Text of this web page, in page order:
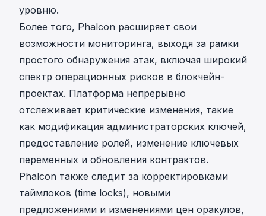
уровню.
Более того, Phalcon расширяет свои
возможности мониторинга, выходя за рамки
простого обнаружения атак, включая широкий
спектр операционных рисков в блокчейн-
проектах. Платформа непрерывно
отслеживает критические изменения, такие
как модификация администраторских ключей,
предоставление ролей, изменение ключевых
переменных и обновления контрактов.
Phalcon также следит за корректировками
таймлоков (time locks), новыми
предложениями и изменениями цен оракулов,